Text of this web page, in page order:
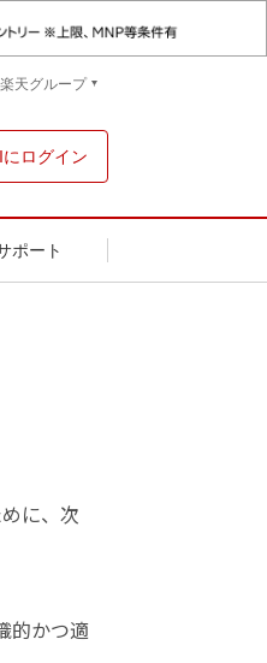
楽天グループ
ログイン
ポート
に、次
的かつ適